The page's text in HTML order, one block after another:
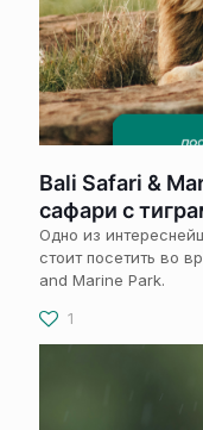
Bali Safari &
сафари с
Одно из
стоит посетить во
and Marine Park.
1